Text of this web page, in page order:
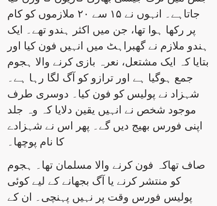
جاتاہے۔ انہوں نے ۱۵ سے ۲۰ ملازموں کو کام
پر رکھا ہوا تھا، جن میں اکثر ہندو تھے۔ ایک
ہندو ملازم نے گھبراہٹ میں انہیں فون کیا اور
بتایا کہ ایک مشتعل، نعرہ بازی کرنے والا ہجوم
جمع ہوگیا ہے اور ترازو کو آگ لگا رہا ہے۔
شہزاد نے پولیس کو فون کیا۔ دوسری طرف
موجود شخص نے انہیں یقین دلایا کہ وہ جلد
اپنی فورس بھیج دیں گے۔ پھر اس نے شہزادے
کا نام پوچھا۔
صاف تھاکہ فون کرنے والا مسلمان تھا۔ ہجوم
کو منتشر کرنے یا آگ بجھانے کے لیے کوئی
پولیس فورس وقت پر نہیں پہنچی۔ ان کے